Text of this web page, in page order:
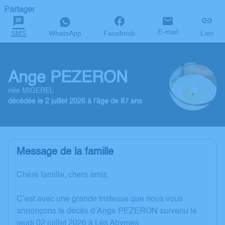
Partager
SMS WhatsApp Facebook E-mail Lien
Ange PEZERON
née MIGEREL
décédée le 2 juillet 2026 à l'âge de 87 ans
Message de la famille
Chère famille, chers amis,
C’est avec une grande tristesse que nous vous
annonçons le décès d’Ange PEZERON survenu le